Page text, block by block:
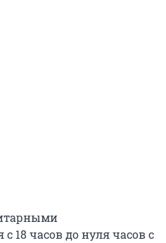
18 часов до нуля часов с